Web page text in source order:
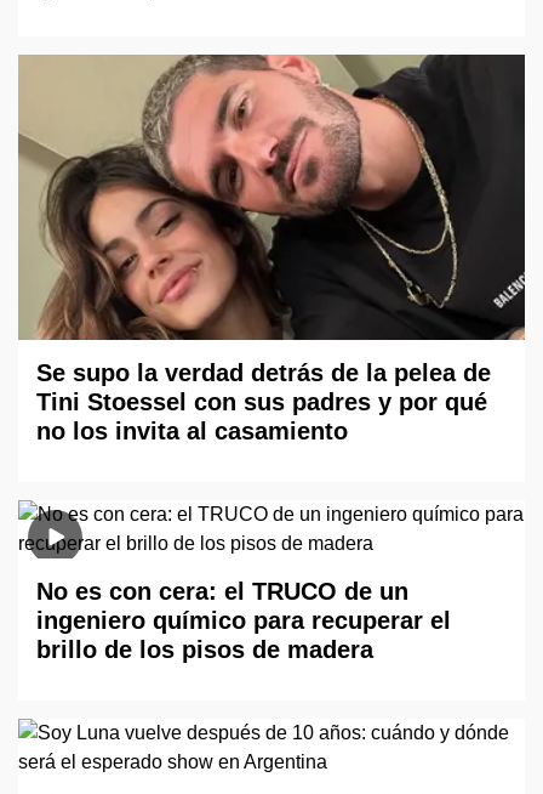
Se supo la verdad detrás de la pelea de
Tini Stoessel con sus padres y por qué
no los invita al casamiento
No es con cera: el TRUCO de un
ingeniero químico para recuperar el
brillo de los pisos de madera